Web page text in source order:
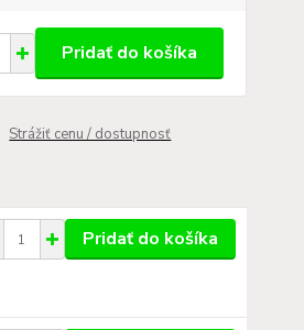
Pridať do košíka
Strážiť cenu / dostupnosť
Pridať do košíka